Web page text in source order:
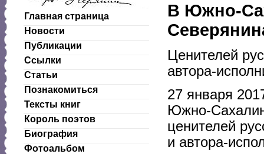
Главная страница
Новости
Публикации
Ссылки
Статьи
Познакомиться
Тексты книг
Король поэтов
Биография
Фотоальбом
В Южно-
Ценителей
автора-
27 января
Южно-
ценителей
и автора-